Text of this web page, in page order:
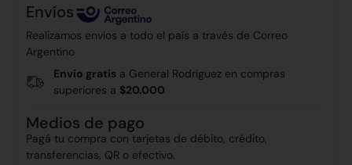
Envíos
Realizamos envíos a todo el país a través de Correo
Argentino
Envío gratis a General Rodríguez en compras
superiores a $20.000
Medios de pago
Pagá tu compra con tarjetas de débito, crédito,
transferencias, QR o efectivo.